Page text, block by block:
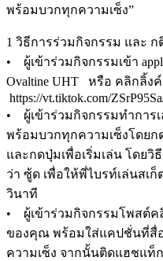
พร้อมบวกทุกความเซ็ง”
1 วิธีการร่วมกิจกรรม และ ก
• ผู้เข้าร่วมกิจกรรมเข้า
Ovaltine UHT หรือ คลิกลิ้ง
https://vt.tiktok.com/
• ผู้เข้าร่วมกิจกรรมทำการ
พร้อมบวกทุกความเซ็งโดยก
และกดปุ่มเพื่อเริ่มเล่น โดยวิ
ว่า ซู้ด เพื่อให้พี่ไบรท์เล่นสเ
วินาที
• ผู้เข้าร่วมกิจกรรมโพสต์ค
ของคุณ พร้อมใส่แคปชั่นที่สื่
ความเซ็ง จากนั้นติดแฮชแท็